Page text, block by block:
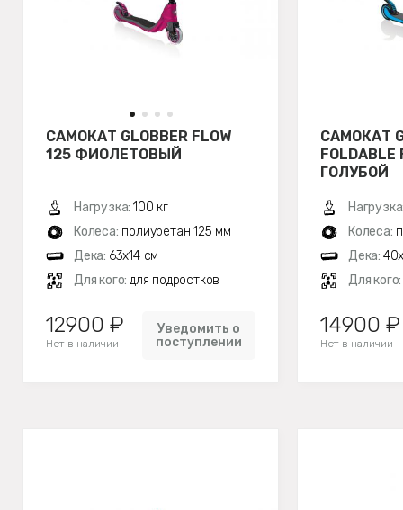
САМОКАТ GLOBBER FLOW
125 ФИОЛЕТОВЫЙ
Нагрузка: 100 кг
Колеса: полиуретан 125 мм
Дека: 63x14 см
Для кого: для подростков
12900 ₽
Нет в наличии
Уведомить о
поступлении
САМОКАТ
FOLDABLE
ГОЛУБОЙ
Колеса:
Дека:
Для кого:
14900 ₽
Нет в наличии